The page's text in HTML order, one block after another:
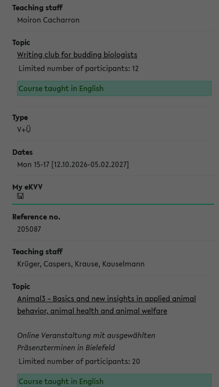
Moiron Cacharron
Writing club for budding biologists
Limited number of participants: 12
Course taught in English
V+Ü
Mon 15-17 [12.10.2026-05.02.2027]
205087
Krüger, Caspers, Krause, Kauselmann
Animal3 – Basics and new insights in applied animal
behavior, animal health and animal welfare
Online Veranstaltung mit ausgewählten
Präsenzterminen in Bielefeld
Limited number of participants: 20
Course taught in English